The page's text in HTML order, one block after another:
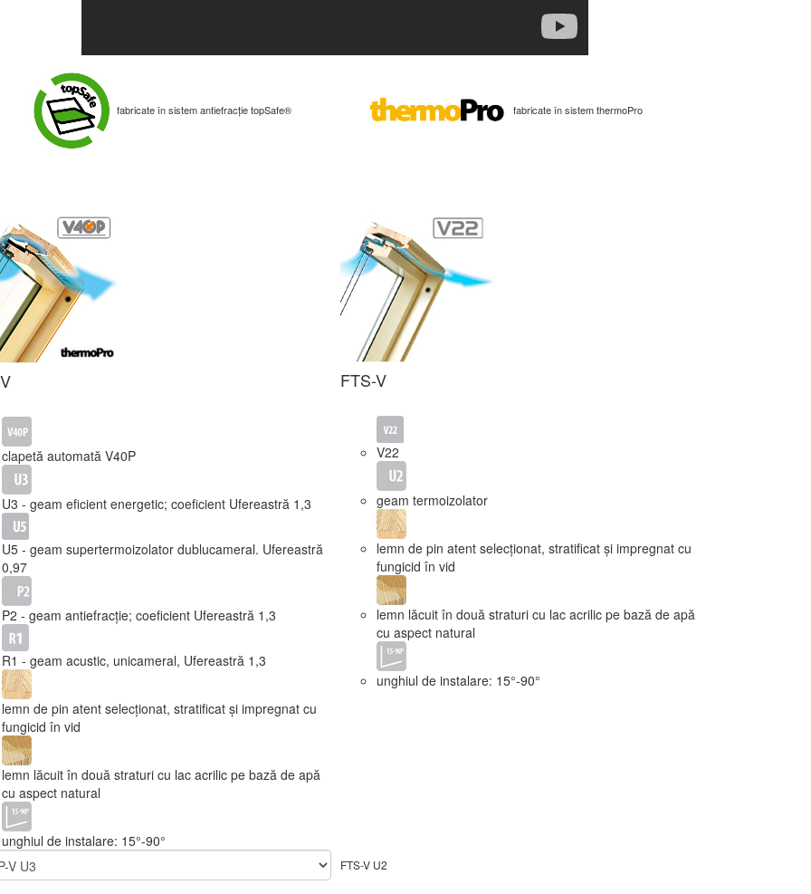
fabricate în sistem antiefracție topSafe® fabricate în sistem thermoPro
clapetă automată V40P
U3 - geam eficient energetic; coeficient Ufereastră 1,3
U5 - geam supertermoizolator dublucameral. Ufereastră
0,97
P2 - geam antiefracție; coeficient Ufereastră 1,3
R1 - geam acustic, unicameral, Ufereastră 1,3
lemn de pin atent selecționat, stratificat și impregnat cu
fungicid în vid
lemn lăcuit în două straturi cu lac acrilic pe bază de apă
cu aspect natural
unghiul de instalare: 15°-90°
FTS-V
V22
geam termoizolator
lemn de pin atent selecționat, stratificat și impregnat cu
fungicid în vid
lemn lăcuit în două straturi cu lac acrilic pe bază de apă
cu aspect natural
unghiul de instalare: 15°-90°
FTS-V U2